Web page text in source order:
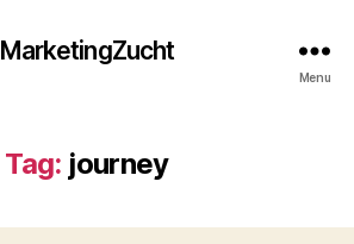
MarketingZucht
Menu
Tag: journey